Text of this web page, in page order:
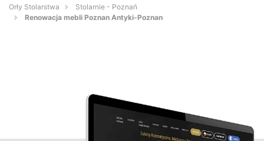
Orły Stolarstwa
Stolarnie - Poznań
Renowacja mebli Poznan Antyki-Poznan